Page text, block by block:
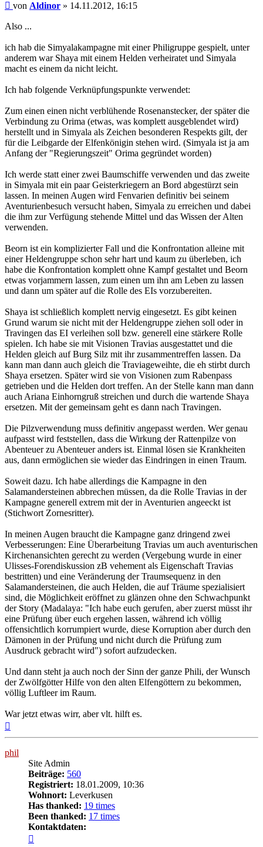
Beitrag
von Aldinor » 14.11.2012, 16:15
Also ...
ich hab die Simyalakampagne mit einer Philigruppe gespielt, unter
anderem war Shaya mit einem Helden verheiratet und Simyala
macht es einem da nicht leicht.
Ich hab folgende Verknüpfungspunkte verwendet:
Zum einen einen nicht verblühende Rosenanstecker, der später die
Verbindung zu Orima (etwas, was komplett ausgeblendet wird)
herstellt und in Simyala als Zeichen besonderen Respekts gilt, der
für die Leibgarde der Elfenkönigin stehen wird. (Simyala ist ja am
Anfang der "Regierungszeit" Orima gegründet worden)
Ich werde statt einer zwei Baumschiffe verwenden und das zweite
in Simyala mit ein paar Geisterkriegern an Bord abgestürzt sein
lassen. In meinen Augen wird Fenvarien definitiv bei seinem
Aventurienbesuch versucht haben, Simyala zu erreichen und dabei
die ihm zur Verfügung stehende Mittel und das Wissen der Alten
verwenden.
Beorn ist ein komplizierter Fall und die Konfrontation alleine mit
einer Heldengruppe schon sehr hart und kaum zu überleben, ich
habe die Konfrontation komplett ohne Kampf gestaltet und Beorn
etwas vorjammern lassen, zum einen um ihn am Leben zu lassen
und dann um später auf die Rolle des EIs vorzubereiten.
Shaya ist schließlich komplett nervig eingesetzt. Es gibt keinen
Grund warum sie nicht mit der Heldengruppe ziehen soll oder in
Travingen das EI verleihen soll bzw. generell eine stärkere Rolle
spielen. Ich habe sie mit Visionen Travias ausgestattet und die
Helden gleich auf Burg Silz mit ihr zusammentreffen lassen. Da
kann man dann auch gleich die Traviageweihte, die eh stirbt durch
Shaya ersetzen. Später wird sie von Visionen zum Rabenpass
getrieben und die Helden dort treffen. An der Stelle kann man dann
auch Ariana Einhorngruß streichen und durch die wartende Shaya
ersetzen. Mit der gemeinsam geht es dann nach Travingen.
Die Pilzverwendung muss definitiv angepasst werden. Wer genau
aufpasst wird feststellen, dass die Wirkung der Rattenpilze von
Abenteuer zu Abenteuer anders ist. Einmal lösen sie Krankheiten
aus, dann ermöglichen sie wieder das Eindringen in einen Traum.
Soweit dazu. Ich habe allerdings die Kampagne in den
Salamandersteinen abbrechen müssen, da die Rolle Travias in der
Kampagne generell extrem mit der in Aventurien angeeckt ist
(Stichwort Zornesritter).
In meinen Augen braucht die Kampagne ganz dringend zwei
Verbesserungen: Eine Überarbeitung Travias um auch aventurischen
Kirchenansichten gerecht zu werden (Vergebung wurde in einer
Ulisses-Forendiskussion zB vehement als Eigenschaft Travias
bestritten) und eine Veränderung der Traumsequenz in den
Salamandersteinen, die auch Helden, die auf Träume spezialisiert
sind, die Möglichkeit eröffnet zu glänzen ohne den Schwachpunkt
der Story (Madalaya: "Ich habe euch gerufen, aber zuerst müsst ihr
eine Prüfung über euch ergehen lassen, während ich völlig
offensichtlich korrumpiert wurde, diese Korruption aber durch den
Dämonen in der Prüfung und nicht durch die Prüfung zum
Ausdruck gebracht wird") sofort aufzudecken.
Und dann steht ja auch noch der Sinn der ganze Phili, der Wunsch
der Zwölfgötter Hilfe von den alten Elfengöttern zu bekommen,
völlig Luftleer im Raum.
War jetzt etwas wirr, aber vlt. hilft es.
phil
Site Admin
Beiträge: 560
Registriert: 18.01.2009, 10:36
Wohnort: Leverkusen
Has thanked: 19 times
Been thanked: 17 times
Kontaktdaten: